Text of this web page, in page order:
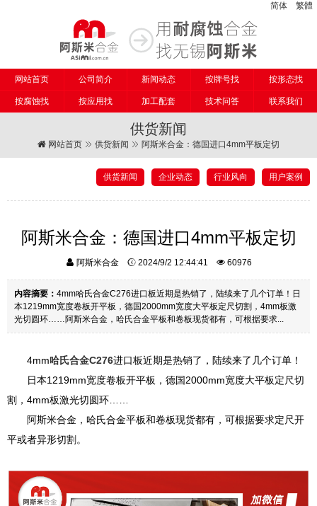
简体 繁體
网站首页 公司简介 新闻动态 按牌号找 按形态找
按腐蚀找 按应用找 加工配套 技术问答 联系我们
供货新闻
网站首页 供货新闻 阿斯米合金：德国进口4mm平板定切
供货新闻 企业动态 行业风向 用户案例
阿斯米合金：德国进口4mm平板定切
阿斯米合金 2024/9/2 12:44:41 60976
内容摘要： 4mm哈氏合金C276进口板近期是热销了，陆续来了几个订单！日
本1219mm宽度卷板开平板，德国2000mm宽度大平板定尺切割，4mm板激
光切圆环……阿斯米合金，哈氏合金平板和卷板现货都有，可根据要求...
4mm哈氏合金C276进口板近期是热销了，陆续来了几个订单！
日本1219mm宽度卷板开平板，德国2000mm宽度大平板定尺切
割，4mm板激光切圆环……
阿斯米合金，哈氏合金平板和卷板现货都有，可根据要求定尺开
平或者异形切割。